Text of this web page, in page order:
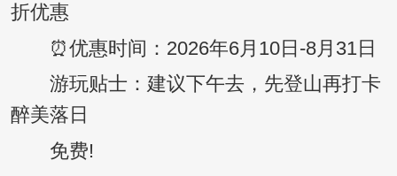
折优惠
⏰优惠时间：2026年6月10日-8月31日
游玩贴士：建议下午去，先登山再打卡
醉美落日
免费!